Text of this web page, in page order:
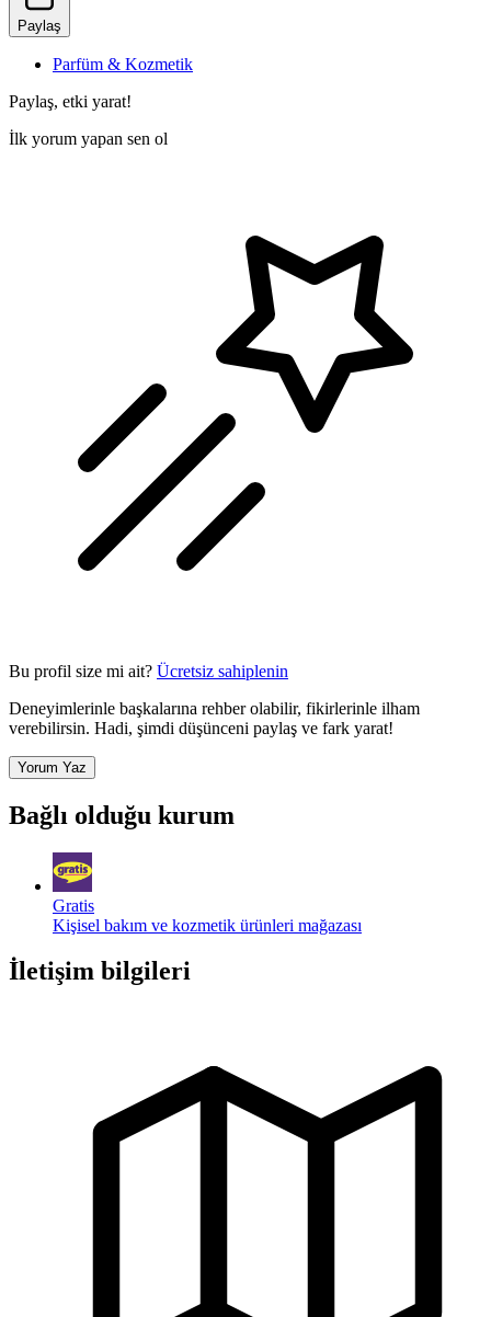
Paylaş
Parfüm & Kozmetik
Paylaş, etki yarat!
İlk yorum yapan sen ol
Bu profil size mi ait? Ücretsiz sahiplenin
Deneyimlerinle başkalarına rehber olabilir, fikirlerinle ilham
verebilirsin. Hadi, şimdi düşünceni paylaş ve fark yarat!
Yorum Yaz
Bağlı olduğu kurum
Gratis
Kişisel bakım ve kozmetik ürünleri mağazası
İletişim bilgileri